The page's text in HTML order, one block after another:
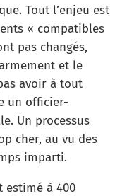
Tout l’enjeu est
« compatibles
pas changés,
et le
avoir à tout
un officier-
Un processus
cher, au vu des
imparti.
estimé à 400